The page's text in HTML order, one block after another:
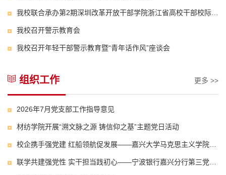
我校召开警示教育会
我校召开年轻干部警示教育暨“青年话作风”座谈会
组织工作 更多 >>
2026年7月党支部工作指导意见
材纺学院开展“溯文脉之源 铸信仰之基”主题党日活动